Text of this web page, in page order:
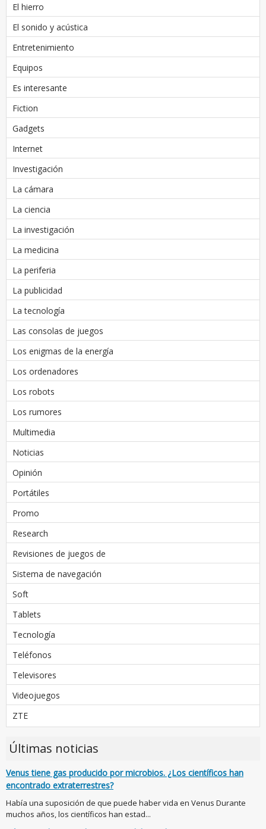
El hierro
El sonido y acústica
Entretenimiento
Equipos
Es interesante
Fiction
Gadgets
Internet
Investigación
La cámara
La ciencia
La investigación
La medicina
La periferia
La publicidad
La tecnología
Las consolas de juegos
Los enigmas de la energía
Los ordenadores
Los robots
Los rumores
Multimedia
Noticias
Opinión
Portátiles
Promo
Research
Revisiones de juegos de
Sistema de navegación
Soft
Tablets
Tecnología
Teléfonos
Televisores
Videojuegos
ZTE
Últimas noticias
Venus tiene gas producido por microbios. ¿Los científicos han
encontrado extraterrestres?
Había una suposición de que puede haber vida en Venus Durante
muchos años, los científicos han estad...